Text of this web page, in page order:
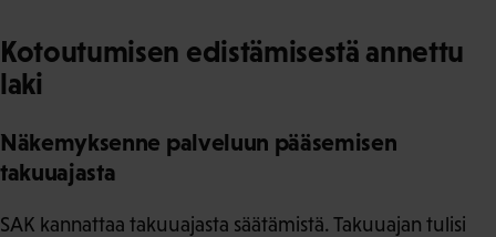
Kotoutumisen edistämisestä annettu
laki
Näkemyksenne palveluun pääsemisen
takuuajasta
SAK kannattaa takuuajasta säätämistä. Takuuajan tulisi